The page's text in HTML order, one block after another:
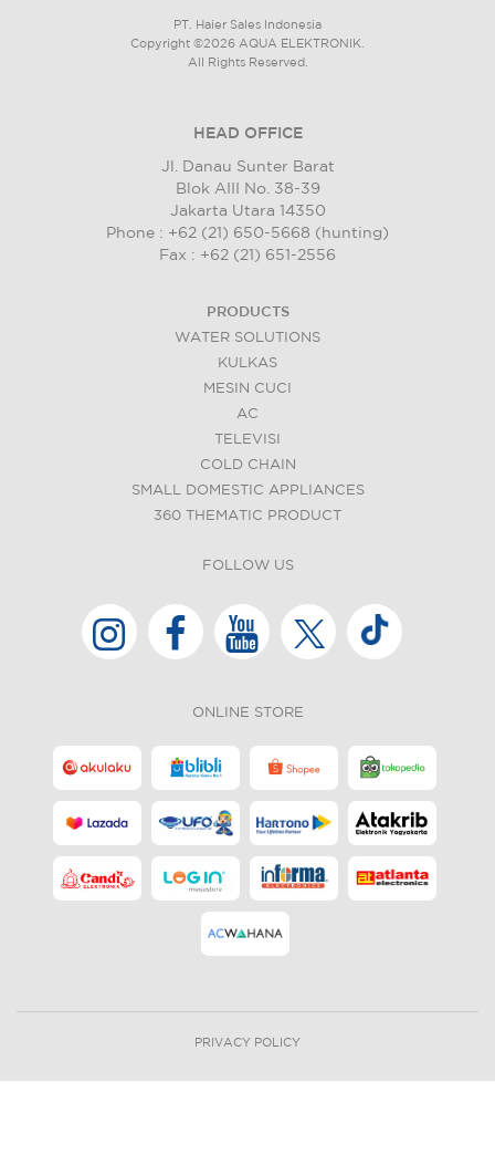
PT. Haier Sales Indonesia
Copyright ©2026 AQUA ELEKTRONIK.
All Rights Reserved.
HEAD OFFICE
Jl. Danau Sunter Barat
Blok AIII No. 38-39
Jakarta Utara 14350
Phone : +62 (21) 650-5668 (hunting)
Fax : +62 (21) 651-2556
PRODUCTS
WATER SOLUTIONS
KULKAS
MESIN CUCI
AC
TELEVISI
COLD CHAIN
SMALL DOMESTIC APPLIANCES
360 THEMATIC PRODUCT
FOLLOW US
ONLINE STORE
PRIVACY POLICY